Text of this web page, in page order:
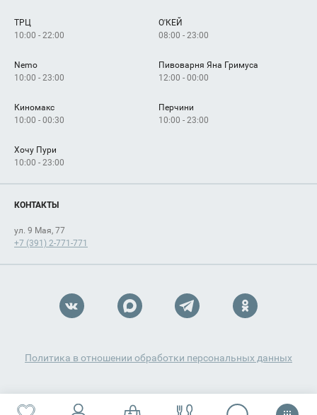
Как добраться
ТРЦ
10:00 - 22:00
О'КЕЙ
08:00 - 23:00
Nemo
10:00 - 23:00
Пивоварня Яна Гримуса
12:00 - 00:00
Киномакс
10:00 - 00:30
Перчини
10:00 - 23:00
Хочу Пури
10:00 - 23:00
КОНТАКТЫ
ул. 9 Мая, 77
+7 (391) 2-771-771
Политика в отношении обработки персональных данных